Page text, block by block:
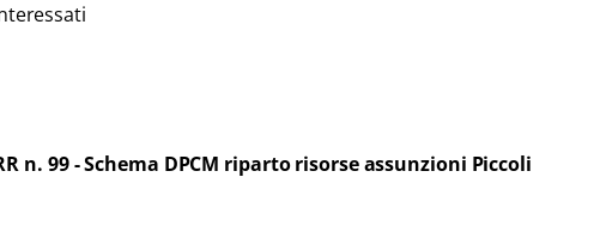
n. 99 - Schema DPCM riparto risorse assunzioni Piccoli